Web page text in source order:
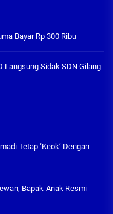
Bayar Rp 300 Ribu
Langsung Sidak SDN Gilang
Tetap ‘Keok’ Dengan
Bapak-Anak Resmi